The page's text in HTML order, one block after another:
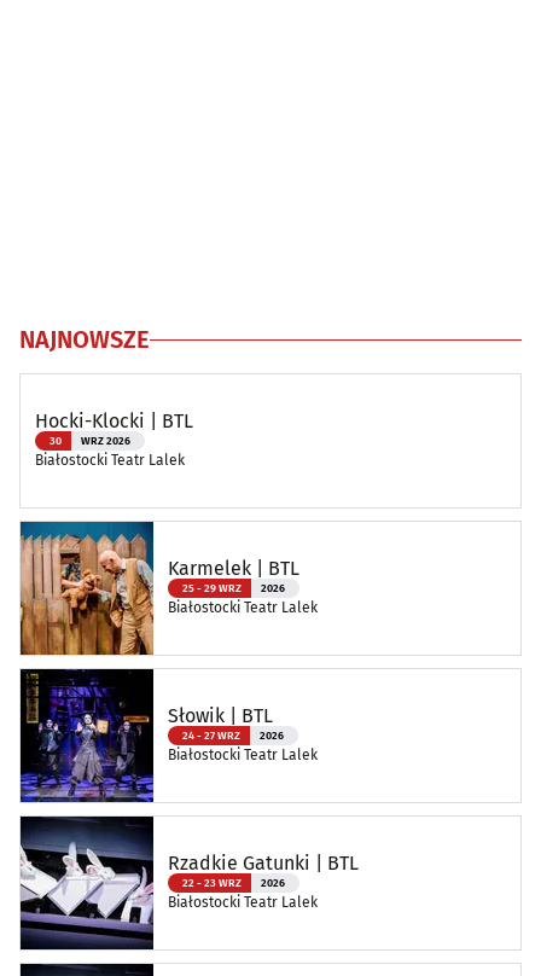
NAJNOWSZE
Hocki-Klocki | BTL
30 WRZ 2026
Białostocki Teatr Lalek
Karmelek | BTL
25 - 29 WRZ 2026
Białostocki Teatr Lalek
Słowik | BTL
24 - 27 WRZ 2026
Białostocki Teatr Lalek
Rzadkie Gatunki | BTL
22 - 23 WRZ 2026
Białostocki Teatr Lalek